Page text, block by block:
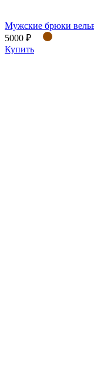
Мужские брюки
5000 ₽
Купить